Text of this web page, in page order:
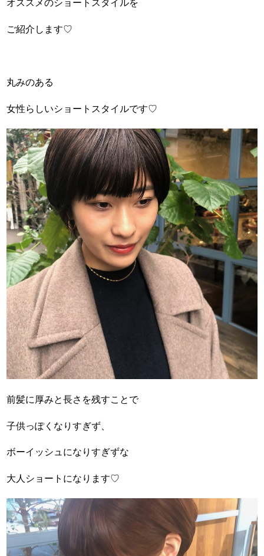
オススメのショートスタイルを
ご紹介します♡
丸みのある
女性らしいショートスタイルです♡
前髪に厚みと長さを残すことで
子供っぽくなりすぎず、
ボーイッシュになりすぎずな
大人ショートになります♡